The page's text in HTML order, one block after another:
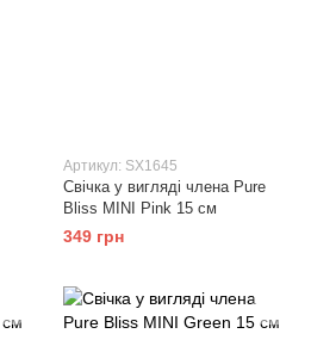
Артикул: SX1645
Свічка у вигляді члена Pure
Bliss MINI Pink 15 см
349 грн